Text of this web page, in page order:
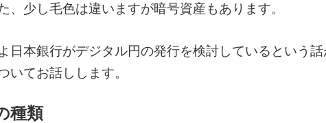
、少し毛色は違いますが暗号資産もあります。
日本銀行がデジタル円の発行を検討しているという話
いてお話しします。
種類